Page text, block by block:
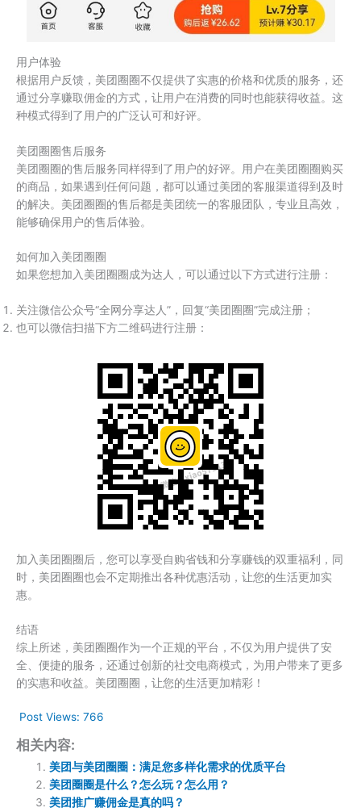
用户体验
根据用户反馈，美团圈圈不仅提供了实惠的价格和优质的服务，还
通过分享赚取佣金的方式，让用户在消费的同时也能获得收益。这
种模式得到了用户的广泛认可和好评。
美团圈圈售后服务
美团圈圈的售后服务同样得到了用户的好评。用户在美团圈圈购买
的商品，如果遇到任何问题，都可以通过美团的客服渠道得到及时
的解决。美团圈圈的售后都是美团统一的客服团队，专业且高效，
能够确保用户的售后体验。
如何加入美团圈圈
如果您想加入美团圈圈成为达人，可以通过以下方式进行注册：
关注微信公众号“全网分享达人”，回复“美团圈圈”完成注册；
也可以微信扫描下方二维码进行注册：
加入美团圈圈后，您可以享受自购省钱和分享赚钱的双重福利，同
时，美团圈圈也会不定期推出各种优惠活动，让您的生活更加实
惠。
结语
综上所述，美团圈圈作为一个正规的平台，不仅为用户提供了安
全、便捷的服务，还通过创新的社交电商模式，为用户带来了更多
的实惠和收益。美团圈圈，让您的生活更加精彩！
Post Views: 766
相关内容:
美团与美团圈圈：满足您多样化需求的优质平台
美团圈圈是什么？怎么玩？怎么用？
美团推广赚佣金是真的吗？